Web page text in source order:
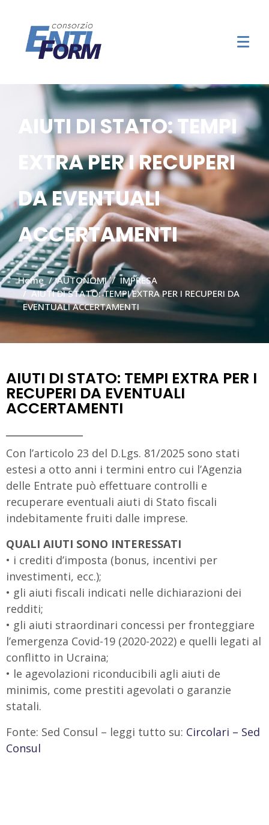
AIUTI DI STATO: TEMPI
EXTRA PER I RECUPERI
DA EVENTUALI
ACCERTAMENTI
Home AUTONOMI
IMPRESA
AIUTI DI STATO: TEMPI EXTRA PER I RECUPERI DA
EVENTUALI ACCERTAMENTI
AIUTI DI STATO: TEMPI EXTRA PER I
RECUPERI DA EVENTUALI
ACCERTAMENTI
Con l’articolo 23 del D.Lgs. 81/2025 sono stati
estesi a otto anni i termini entro cui l’Agenzia
delle Entrate può effettuare controlli e
recuperare eventuali aiuti di Stato fiscali
indebitamente fruiti dalle imprese.
QUALI AIUTI SONO INTERESSATI
• i crediti d’imposta (bonus, incentivi per
investimenti, ecc.);
• gli aiuti fiscali indicati nelle dichiarazioni dei
redditi;
• gli aiuti straordinari concessi per fronteggiare
l’emergenza Covid-19 (2020-2022) e quelli legati al
conflitto in Ucraina;
• le agevolazioni riconducibili agli aiuti de
minimis, come prestiti agevolati o garanzie
statali.
Fonte: Sed Consul – leggi tutto su: Circolari – Sed
Consul